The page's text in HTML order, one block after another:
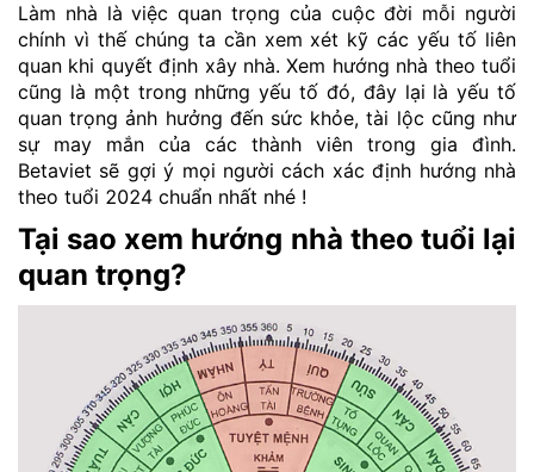
Làm nhà là việc quan trọng của cuộc đời mỗi người
chính vì thế chúng ta cần xem xét kỹ các yếu tố liên
quan khi quyết định xây nhà. Xem hướng nhà theo tuổi
cũng là một trong những yếu tố đó, đây lại là yếu tố
quan trọng ảnh hưởng đến sức khỏe, tài lộc cũng như
sự may mắn của các thành viên trong gia đình.
Betaviet sẽ gợi ý mọi người cách xác định hướng nhà
theo tuổi 2024 chuẩn nhất nhé !
Tại sao xem hướng nhà theo tuổi lại
quan trọng?